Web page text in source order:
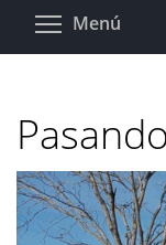
Pasar
Menú